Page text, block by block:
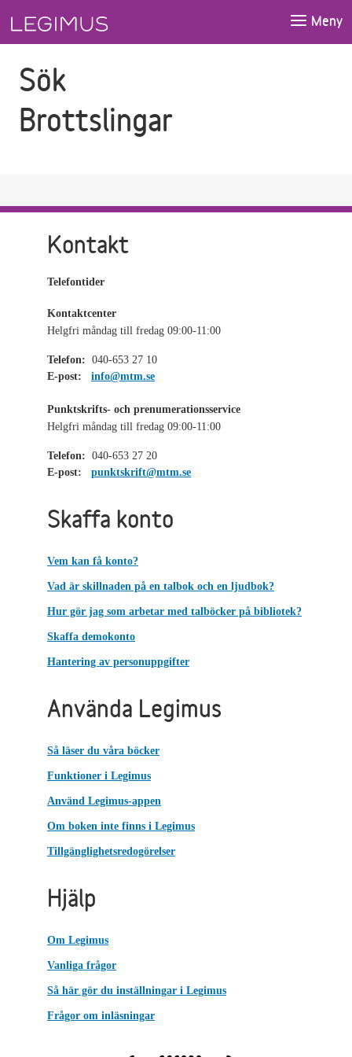
Meny
Sök
Brottslingar
Kontakt
Telefontider
Kontaktcenter
Helgfri måndag till fredag 09:00-11:00
Telefon: 040-653 27 10
E-post:
info@mtm.se
Punktskrifts- och prenumerationsservice
Helgfri måndag till fredag 09:00-11:00
Telefon: 040-653 27 20
E-post:
punktskrift@mtm.se
Skaffa konto
Vem kan få konto?
Vad är skillnaden på en talbok och en ljudbok?
Hur gör jag som arbetar med talböcker på bibliotek?
Skaffa demokonto
Hantering av personuppgifter
Använda Legimus
Så läser du våra böcker
Funktioner i Legimus
Använd Legimus-appen
Om boken inte finns i Legimus
Tillgänglighetsredogörelser
Hjälp
Om Legimus
Vanliga frågor
Så här gör du inställningar i Legimus
Frågor om inläsningar